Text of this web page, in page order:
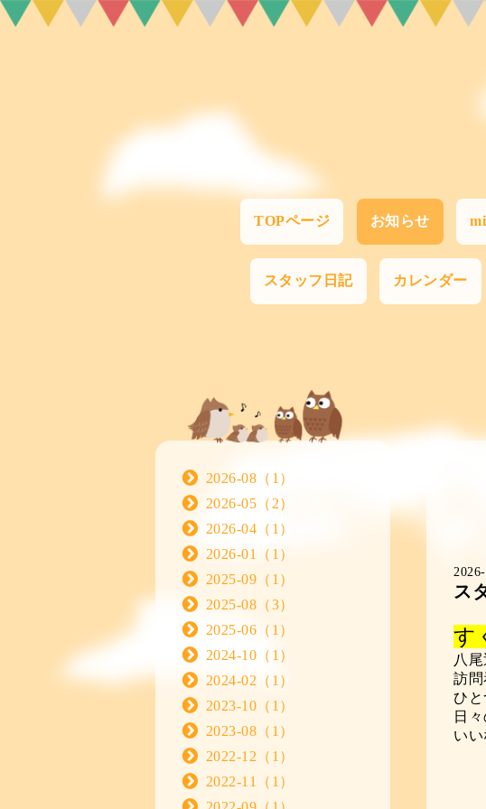
TOPページ お知らせ
スタッフ日記 カレンダー
ス
す
八
訪問
ひと
日
い
2026-08（1）
2026-05（2）
2026-04（1）
2026-01（1）
2025-09（1）
2025-08（3）
2025-06（1）
2024-10（1）
2024-02（1）
2023-10（1）
2023-08（1）
2022-12（1）
2022-11（1）